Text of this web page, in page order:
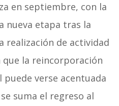
en septiembre, con la
nueva etapa tras la
realización de actividad
la reincorporación
verse acentuada
suma el regreso al